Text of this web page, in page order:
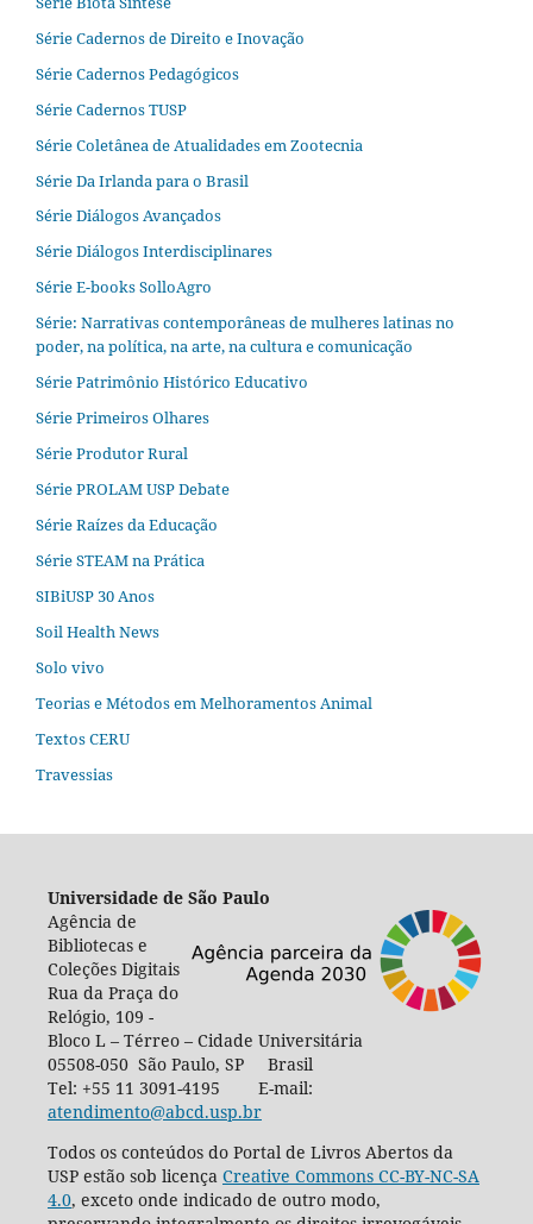
Série Cadernos de Direito e Inovação
Série Cadernos Pedagógicos
Série Cadernos TUSP
Série Coletânea de Atualidades em Zootecnia
Série Da Irlanda para o Brasil
Série Diálogos Avançados
Série Diálogos Interdisciplinares
Série E-books SolloAgro
Série: Narrativas contemporâneas de mulheres latinas no
poder, na política, na arte, na cultura e comunicação
Série Patrimônio Histórico Educativo
Série Primeiros Olhares
Série Produtor Rural
Série PROLAM USP Debate
Série Raízes da Educação
Série STEAM na Prática
SIBiUSP 30 Anos
Soil Health News
Solo vivo
Teorias e Métodos em Melhoramentos Animal
Textos CERU
Travessias
Universidade de São Paulo
Agência de
Bibliotecas e
Coleções Digitais
Rua da Praça do
Relógio, 109 -
Bloco L – Térreo – Cidade Universitária
05508-050 São Paulo, SP Brasil
Tel: +55 11 3091-4195 E-mail:
atendimento@abcd.usp.br
Todos os conteúdos do Portal de Livros Abertos da
USP estão sob licença Creative Commons CC-BY-NC-SA
4.0, exceto onde indicado de outro modo,